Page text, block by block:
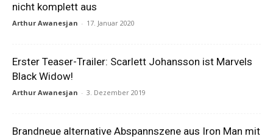
nicht komplett aus
Arthur Awanesjan - 17. Januar 2020
Erster Teaser-Trailer: Scarlett Johansson ist Marvels
Black Widow!
Arthur Awanesjan - 3. Dezember 2019
Brandneue alternative Abspannszene aus Iron Man mit